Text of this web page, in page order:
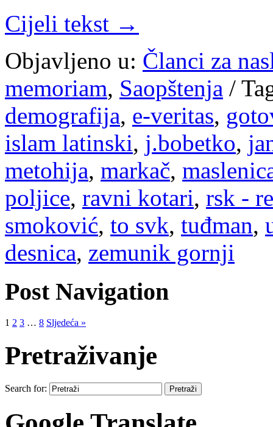
Cijeli tekst →
Objavljeno u: Članci za
memoriam, Saopštenja /
demografija, e-veritas,
islam latinski, j.bobetko,
metohija, markač,
poljice, ravni kotari, rsk -
smoković, to svk, tuđman,
desnica, zemunik gornji
Post Navigation
1 2 3 … 8 Sljedeća »
Pretraživanje
Search for: